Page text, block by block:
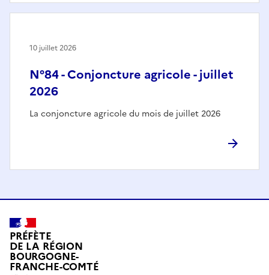
N°84 - Conjoncture agricole - juillet
2026
La conjoncture agricole du mois de juillet 2026
10 juillet 2026
PRÉFÈTE
DE LA RÉGION
BOURGOGNE-
FRANCHE-COMTÉ